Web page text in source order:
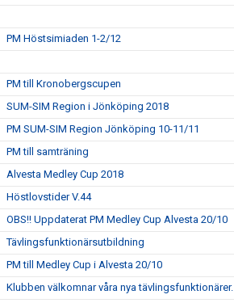
PM Höstsimiaden 1-2/12
PM till Kronobergscupen
SUM-SIM Region i Jönköping 2018
PM SUM-SIM Region Jönköping 10-11/11
PM till samträning
Alvesta Medley Cup 2018
Höstlovstider V.44
OBS!! Uppdaterat PM Medley Cup Alvesta 20/10
Tävlingsfunktionärsutbildning
PM till Medley Cup i Alvesta 20/10
Klubben välkomnar våra nya tävlingsfunktionärer.